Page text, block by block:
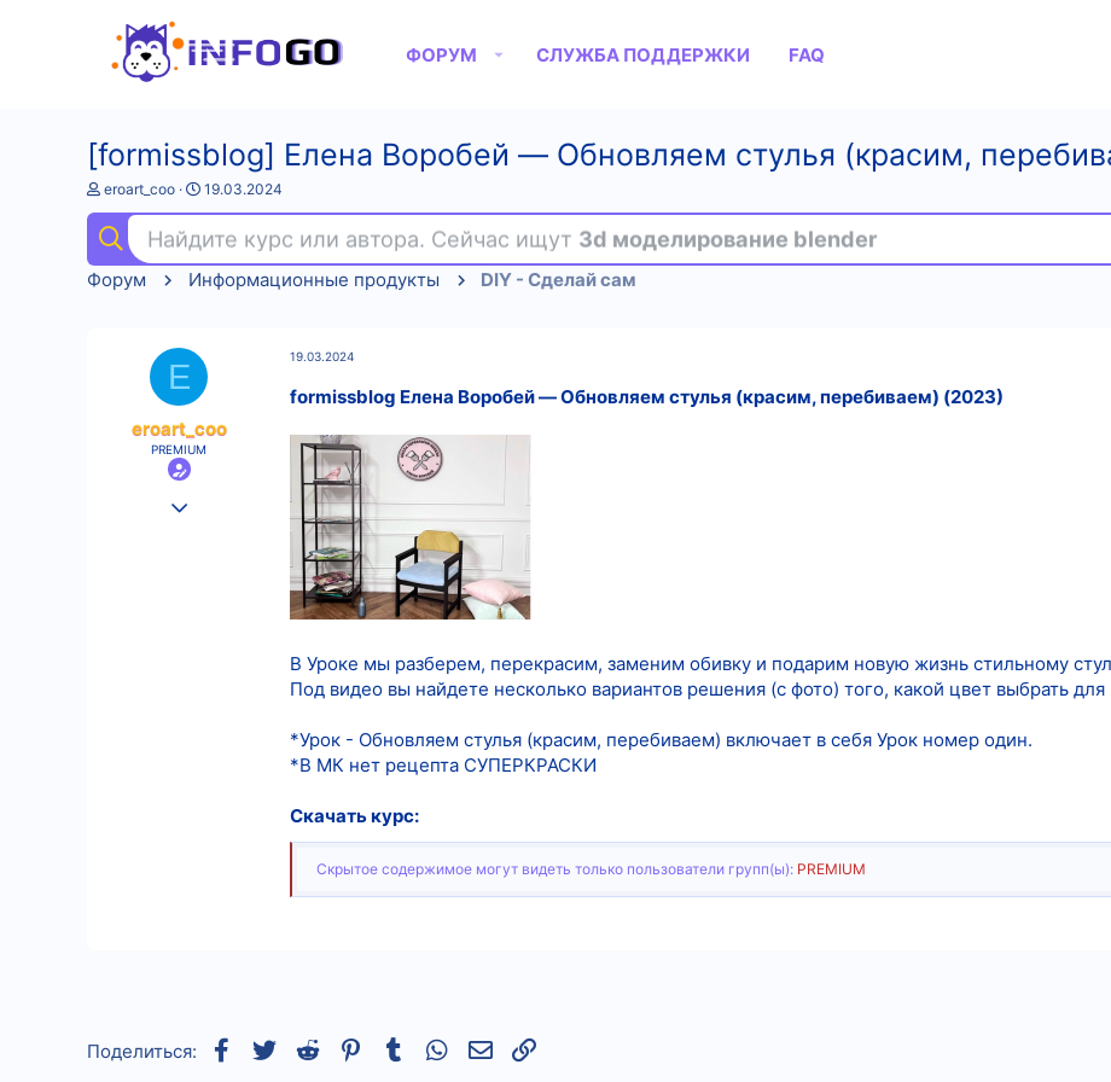
ФОРУМ СЛУЖБА ПОДДЕРЖКИ FAQ
[formissblog] Елена Воробей ― Обновляем стулья (красим,
А
т
о
р
т
eroart_coo
Д
а
н
а
а
19.03.2024
Найдите курс или автора. Сейчас ищут 3d моделирование blender
Форум
Информационные продукты DIY - Сделай сам
E
eroart_coo
PREMIUM
19.03.2024
formissblog Елена Воробей ― Обновляем стулья (красим, перебиваем) (2023)
В Уроке мы разберем, перекрасим, заменим обивку и подарим новую жизнь стильному
Под видео вы найдете несколько вариантов решения (с фото) того, какой цвет выбрать для
*Урок - Обновляем стулья (красим, перебиваем) включает в себя Урок номер один.
*В МК нет рецепта СУПЕРКРАСКИ
Скачать курс:
Скрытое содержимое могут видеть только пользователи групп(ы): PREMIUM
Поделиться: Facebook
TwitterReddit Pinterest
TumblrWhatsAppЭлектронная почта
Ссылка